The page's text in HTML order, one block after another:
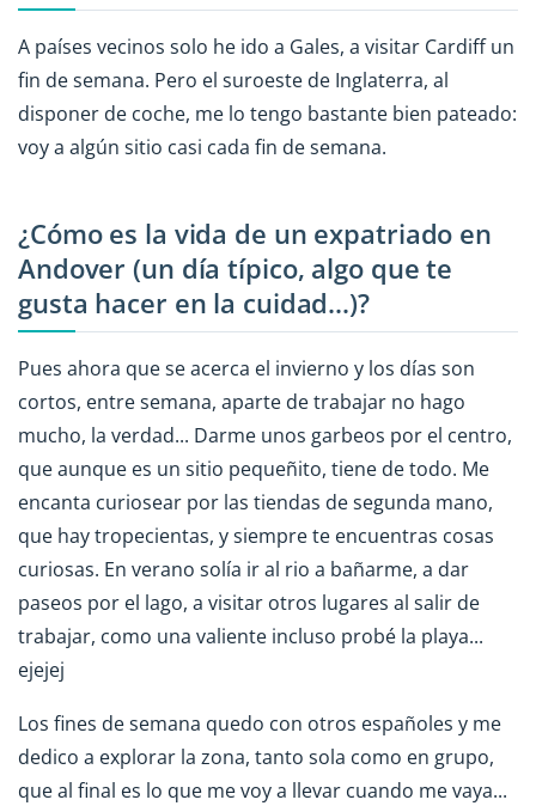
A países vecinos solo he ido a Gales, a visitar Cardiff un
fin de semana. Pero el suroeste de Inglaterra, al
disponer de coche, me lo tengo bastante bien pateado:
voy a algún sitio casi cada fin de semana.
¿Cómo es la vida de un expatriado en
Andover (un día típico, algo que te
gusta hacer en la cuidad...)?
Pues ahora que se acerca el invierno y los días son
cortos, entre semana, aparte de trabajar no hago
mucho, la verdad... Darme unos garbeos por el centro,
que aunque es un sitio pequeñito, tiene de todo. Me
encanta curiosear por las tiendas de segunda mano,
que hay tropecientas, y siempre te encuentras cosas
curiosas. En verano solía ir al rio a bañarme, a dar
paseos por el lago, a visitar otros lugares al salir de
trabajar, como una valiente incluso probé la playa...
ejejej
Los fines de semana quedo con otros españoles y me
dedico a explorar la zona, tanto sola como en grupo,
que al final es lo que me voy a llevar cuando me vaya...